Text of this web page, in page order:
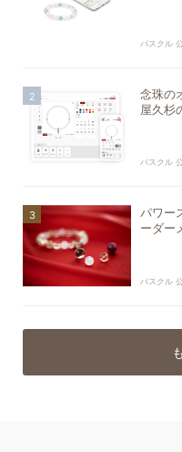
パスクル
念珠の
屋久杉
パスクル
パワー
ーダー
パスクル